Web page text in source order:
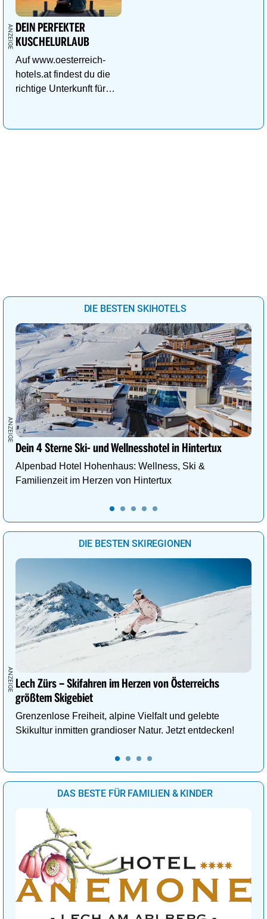
DEIN PERFEKTER
KUSCHELURLAUB
Auf www.oesterreich-
hotels.at findest du die
richtige Unterkunft für
DIE BESTEN SKIHOTELS
Dein 4 Sterne Ski- und Wellnesshotel in Hintertux
Alpenbad Hotel Hohenhaus: Wellness, Ski &
Familienzeit im Herzen von Hintertux
DIE BESTEN SKIREGIONEN
Lech Zürs – Skifahren im Herzen von Österreichs
größtem Skigebiet
Grenzenlose Freiheit, alpine Vielfalt und gelebte
Skikultur inmitten grandioser Natur. Jetzt entdecken!
DAS BESTE FÜR FAMILIEN & KINDER